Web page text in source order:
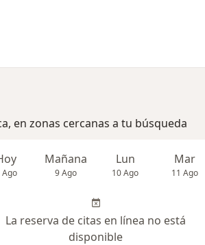
en zonas cercanas a tu búsqueda
Ago
Mañana
9 Ago
Lun
10 Ago
Mar
11 Ago
La reserva de citas en línea no está
disponible